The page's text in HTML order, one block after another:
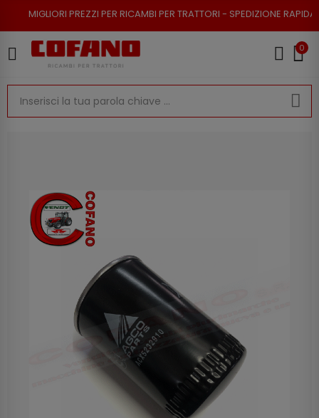
PREZZI PER RICAMBI PER TRATTORI - SPEDIZIONE RAPIDA - RESO
0